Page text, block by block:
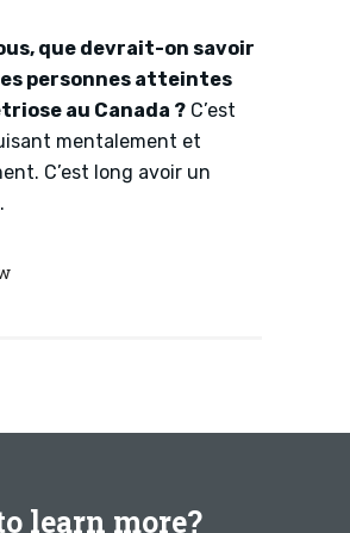
que devrait-on savoir
personnes atteintes
au Canada ? C’est
mentalement et
C’est long avoir un
learn more?